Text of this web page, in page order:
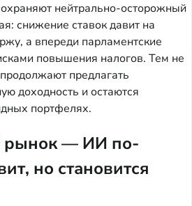
нейтрально-осторожный
снижение ставок давит на
а впереди парламентские
повышения налогов. Тем не
предлагать
доходность и остаются
портфелях.
рынок — ИИ по-
но становится